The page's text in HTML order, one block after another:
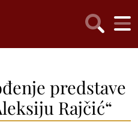
predstave
Rajčić“